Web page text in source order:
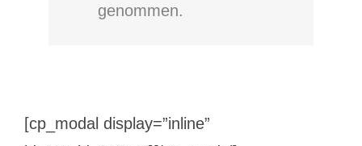
genommen.
[cp_modal display=”inline”